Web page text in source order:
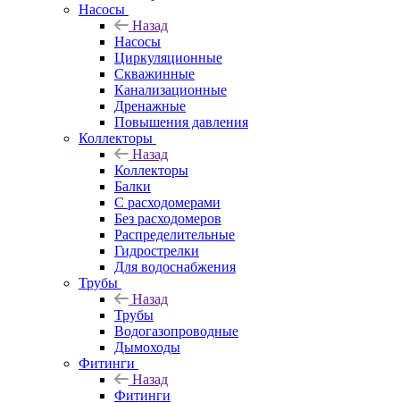
Насосы
Назад
Насосы
Циркуляционные
Скважинные
Канализационные
Дренажные
Повышения давления
Коллекторы
Назад
Коллекторы
Балки
С расходомерами
Без расходомеров
Распределительные
Гидрострелки
Для водоснабжения
Трубы
Назад
Трубы
Водогазопроводные
Дымоходы
Фитинги
Назад
Фитинги